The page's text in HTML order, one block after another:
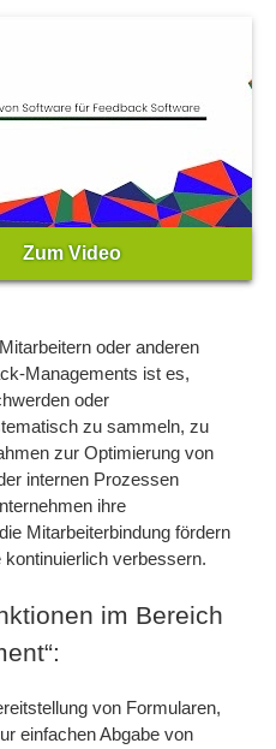
Zum Video
oder anderen
Managements ist es,
oder
zu sammeln, zu
zur Optimierung von
internen Prozessen
ihre
Mitarbeiterbindung fördern
kontinuierlich verbessern.
im Bereich
von Formularen,
einfachen Abgabe von